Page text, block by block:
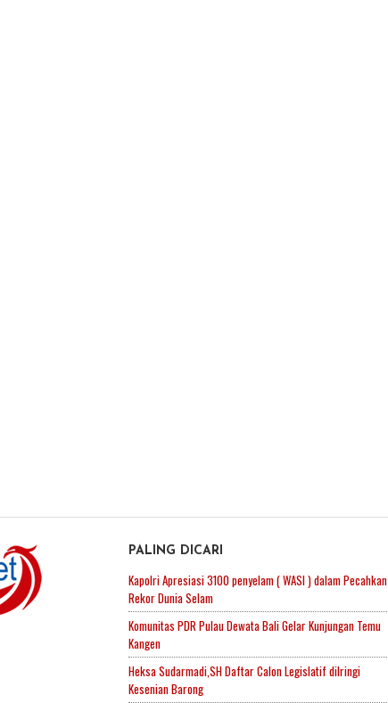
PALING DICARI
Kapolri Apresiasi 3100 penyelam ( WASI ) dalam Pecahkan
Rekor Dunia Selam
Komunitas PDR Pulau Dewata Bali Gelar Kunjungan Temu
Kangen
Heksa Sudarmadi,SH Daftar Calon Legislatif diIringi
Kesenian Barong